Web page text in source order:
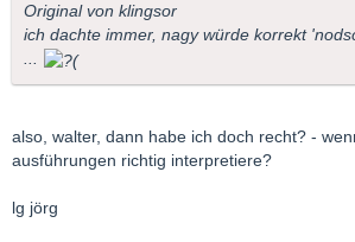
Original von klingsor
ich dachte immer, nagy würde korrekt
...
also, walter, dann habe ich doch recht? -
ausführungen richtig interpretiere?
lg jörg